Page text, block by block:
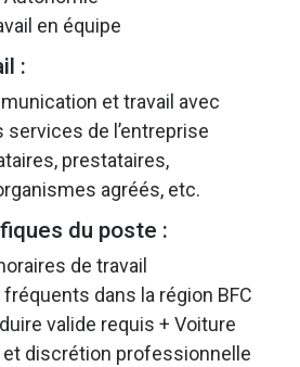
en équipe
:
et travail avec
services de l’entreprise
prestataires,
agréés, etc.
du poste :
de travail
dans la région BFC
valide requis + Voiture
discrétion professionnelle